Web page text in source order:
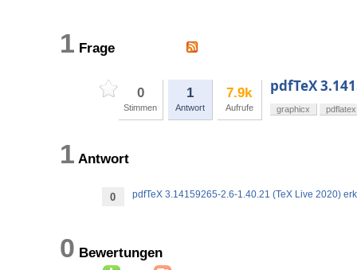
1 Frage
0
Stimmen
1
Antwort
7.9k
Aufrufe
pdfTeX
graphicx pdflatex
1 Antwort
0 pdfTeX 3.14159265-2.6-1.40.21 (TeX Live 2020)
0 Bewertungen